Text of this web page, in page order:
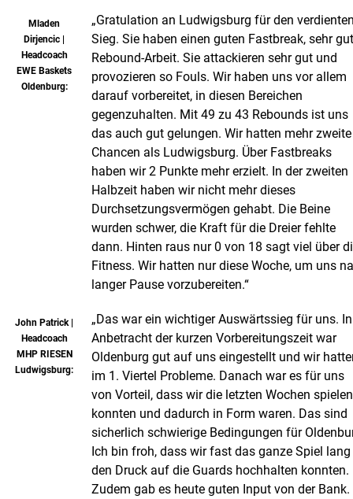
Mladen
Dirjencic |
Headcoach
EWE Baskets
Oldenburg:
„Gratulation an Ludwigsburg für den
Sieg. Sie haben einen guten Fastbreak, sehr
Rebound-Arbeit. Sie attackieren sehr gut und
provozieren so Fouls. Wir haben uns vor allem
darauf vorbereitet, in diesen Bereichen
gegenzuhalten. Mit 49 zu 43 Rebounds ist uns
das auch gut gelungen. Wir hatten mehr zweite
Chancen als Ludwigsburg. Über Fastbreaks
haben wir 2 Punkte mehr erzielt. In der zweiten
Halbzeit haben wir nicht mehr dieses
Durchsetzungsvermögen gehabt. Die Beine
wurden schwer, die Kraft für die Dreier fehlte
dann. Hinten raus nur 0 von 18 sagt viel über
Fitness. Wir hatten nur diese Woche, um uns
langer Pause vorzubereiten.“
John Patrick |
Headcoach
MHP RIESEN
Ludwigsburg:
„Das war ein wichtiger Auswärtssieg für uns. In
Anbetracht der kurzen Vorbereitungszeit war
Oldenburg gut auf uns eingestellt und wir
im 1. Viertel Probleme. Danach war es für uns
von Vorteil, dass wir die letzten Wochen spielen
konnten und dadurch in Form waren. Das sind
sicherlich schwierige Bedingungen für
Ich bin froh, dass wir fast das ganze Spiel lang
den Druck auf die Guards hochhalten konnten.
Zudem gab es heute guten Input von der Bank.